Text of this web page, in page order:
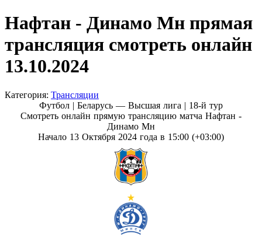
Нафтан - Динамо Мн прямая
трансляция смотреть онлайн
13.10.2024
Категория: Трансляции
Футбол | Беларусь — Высшая лига | 18-й тур
Смотреть онлайн прямую трансляцию матча Нафтан -
Динамо Мн
Начало 13 Октября 2024 года в 15:00 (+03:00)